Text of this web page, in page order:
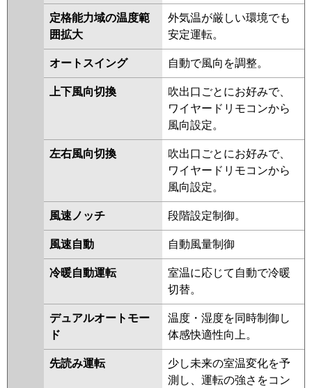
PMZX-ZRMP80SFV PMZX-
ZRMP80SFR PMZX-
ZRMP80SFFR
RCIS-GP80RGHPJ7 RCIS-
GP80RGHPJ6 RCIS-GP80RGHPJ5
RCIS-GP80RGHPJ4 RCIS-
GP80RGHPJ3 RCIS-AP80GHPJ7-
kobe RCIS-AP80GHPJ7 RCIS-
GP80RGHPJ2
FDTSZ805HKP5SA
FDTSZ805HKP5S
パナソニック PA-P80DM7SGDNB PA-
P80DM7SGDB PA-P80DM7SGD
PA-P80DM7SGDN PA-
P80DM6SGDB
P80DM6SGDNB
P80DM6SGDN PA-P80DM6SGD
定格能力域の温度範
囲拡大
外気温が厳しい環境でも
安定運転。
オートスイング 自動で風向を調整。
上下風向切換
吹出口ごとにお好みで、
ワイヤードリモコンから
風向設定。
左右風向切換
吹出口ごとにお好みで、
ワイヤードリモコンから
風向設定。
風速ノッチ 段階設定制御。
風速自動 自動風量制御
冷暖自動運転
室温に応じて自動で冷暖
切替。
デュアルオートモー
ド
温度・湿度を同時制御し
体感快適性向上。
先読み運転
少し未来の室温変化を予
測し、運転の強さをコン